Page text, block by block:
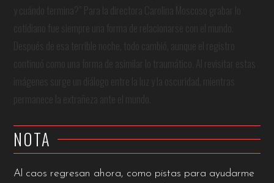
NOTA
Al caos regresan ahora, como pistas para ayudarme